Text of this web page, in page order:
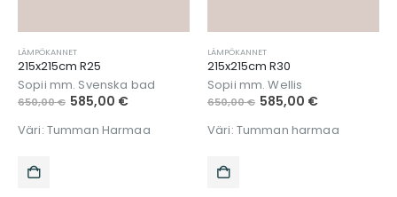
LÄMPÖKANNET
215x215cm R25
Sopii mm. Svenska bad
650,00€ 585,00 €
Väri: Tumman Harmaa
LÄMPÖKANNET
215x215cm R30
Sopii mm. Wellis
650,00€ 585,00 €
Väri: Tumman harmaa